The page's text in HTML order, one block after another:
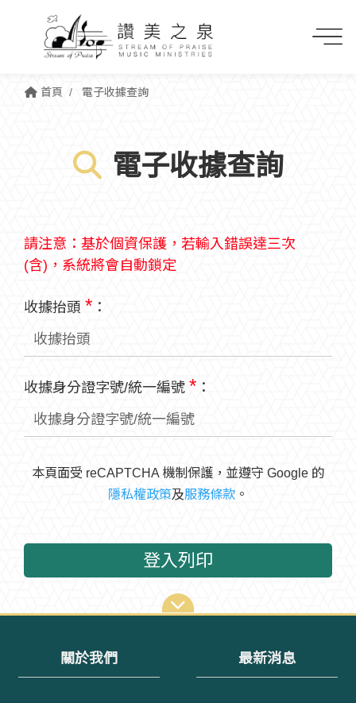
首頁 電子收據查詢
電子收據查詢
請注意：基於個資保護，若輸入錯誤達三次
(含)，系統將會自動鎖定
收據抬頭 * ：
收據身分證字號/統一編號 * ：
本頁面受 reCAPTCHA 機制保護，並遵守 Google 的
隱私權政策及服務條款 。
登入列印
關於我們 最新消息